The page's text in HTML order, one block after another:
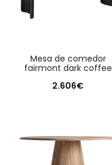
mesa de comedor
fairmont dark coffee
2.606€